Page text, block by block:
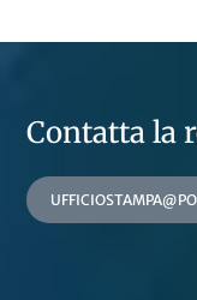
Contatta la